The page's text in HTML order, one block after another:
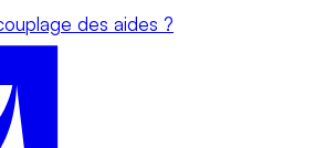
des aides ?